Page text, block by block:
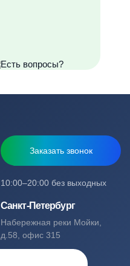
Заказать звонок
10:00–20:00 без выходных
Санкт-Петербург
Набережная реки Мойки,
д.58, офис 315
+7 (812) 244-49-61